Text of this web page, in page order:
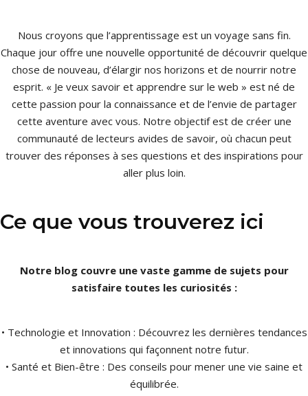
Nous croyons que l’apprentissage est un voyage sans fin.
Chaque jour offre une nouvelle opportunité de découvrir quelque
chose de nouveau, d’élargir nos horizons et de nourrir notre
esprit. « Je veux savoir et apprendre sur le web » est né de
cette passion pour la connaissance et de l’envie de partager
cette aventure avec vous. Notre objectif est de créer une
communauté de lecteurs avides de savoir, où chacun peut
trouver des réponses à ses questions et des inspirations pour
aller plus loin.
Ce que vous trouverez ici
Notre blog couvre une vaste gamme de sujets pour
satisfaire toutes les curiosités :
• Technologie et Innovation : Découvrez les dernières tendances
et innovations qui façonnent notre futur.
• Santé et Bien-être : Des conseils pour mener une vie saine et
équilibrée.